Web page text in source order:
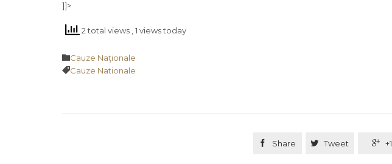
]]>
2 total views , 1 views today
Category
Cauze Naţionale
Tags
Cauze Nationale
 Share  Tweet  +1